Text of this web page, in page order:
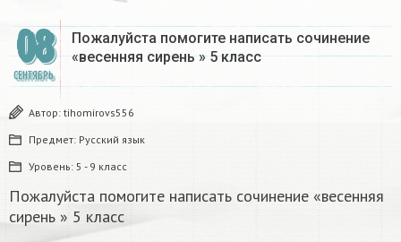
08
СЕНТЯБРЬ
Пожалуйста помогите написать сочинение
«весенняя сирень » 5 класс
Автор: tihomirovs556
Предмет: Русский язык
Уровень: 5 - 9 класс
Пожалуйста помогите написать сочинение «весенняя
сирень » 5 класс